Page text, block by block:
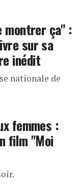
montrer ça" :
sur sa
inédit
nationale de
femmes :
film "Moi